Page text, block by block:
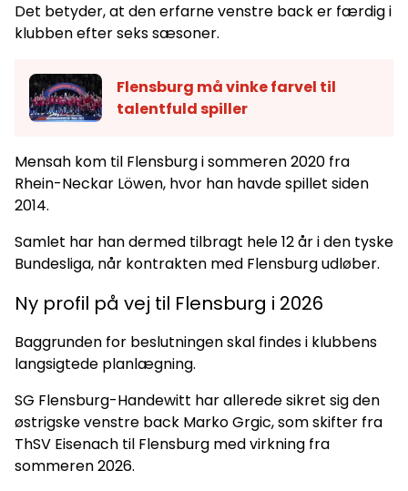
Det betyder, at den erfarne venstre back er færdig i
klubben efter seks sæsoner.
Flensburg må vinke farvel til
talentfuld spiller
Mensah kom til Flensburg i sommeren 2020 fra
Rhein-Neckar Löwen, hvor han havde spillet siden
2014.
Samlet har han dermed tilbragt hele 12 år i den tyske
Bundesliga, når kontrakten med Flensburg udløber.
Ny profil på vej til Flensburg i 2026
Baggrunden for beslutningen skal findes i klubbens
langsigtede planlægning.
SG Flensburg-Handewitt har allerede sikret sig den
østrigske venstre back Marko Grgic, som skifter fra
ThSV Eisenach til Flensburg med virkning fra
sommeren 2026.